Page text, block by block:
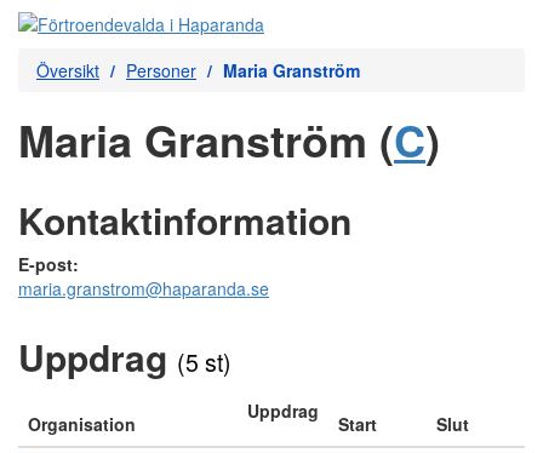
Översikt Personer Maria Granström
Maria Granström (C)
Kontaktinformation
E-post:
maria.granstrom@haparanda.se
Uppdrag (5 st)
Organisation
Uppdrag
Start
Slut